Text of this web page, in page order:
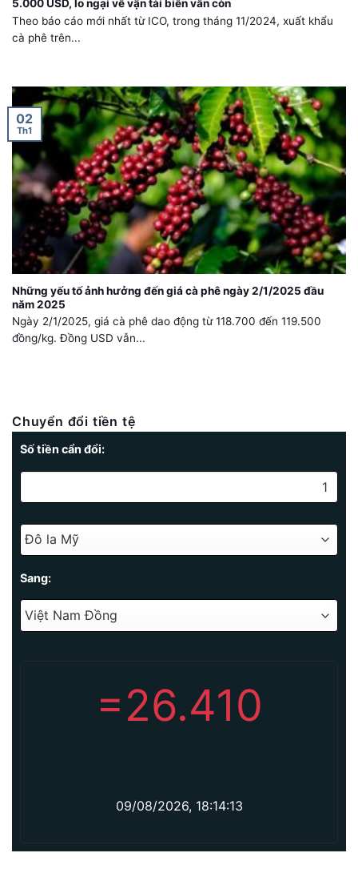
5.000 USD, lo ngại về vận tải biển vẫn còn
Theo báo cáo mới nhất từ ICO, trong tháng 11/2024, xuất khẩu
cà phê trên...
Những yếu tố ảnh hưởng đến giá cà phê ngày 2/1/2025 đầu
năm 2025
Ngày 2/1/2025, giá cà phê dao động từ 118.700 đến 119.500
đồng/kg. Đồng USD vẫn...
02
Th1
Chuyển đổi tiền tệ
Số tiền cẩn đổi:
Sang:
=26.410
09/08/2026, 18:14:13